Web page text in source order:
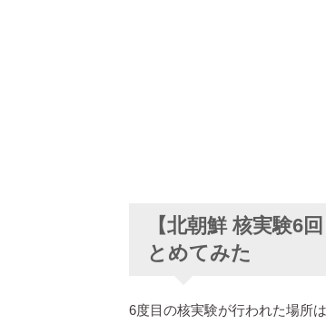
【北朝鮮 核実験6
とめてみた
6度目の核実験が行われた場所